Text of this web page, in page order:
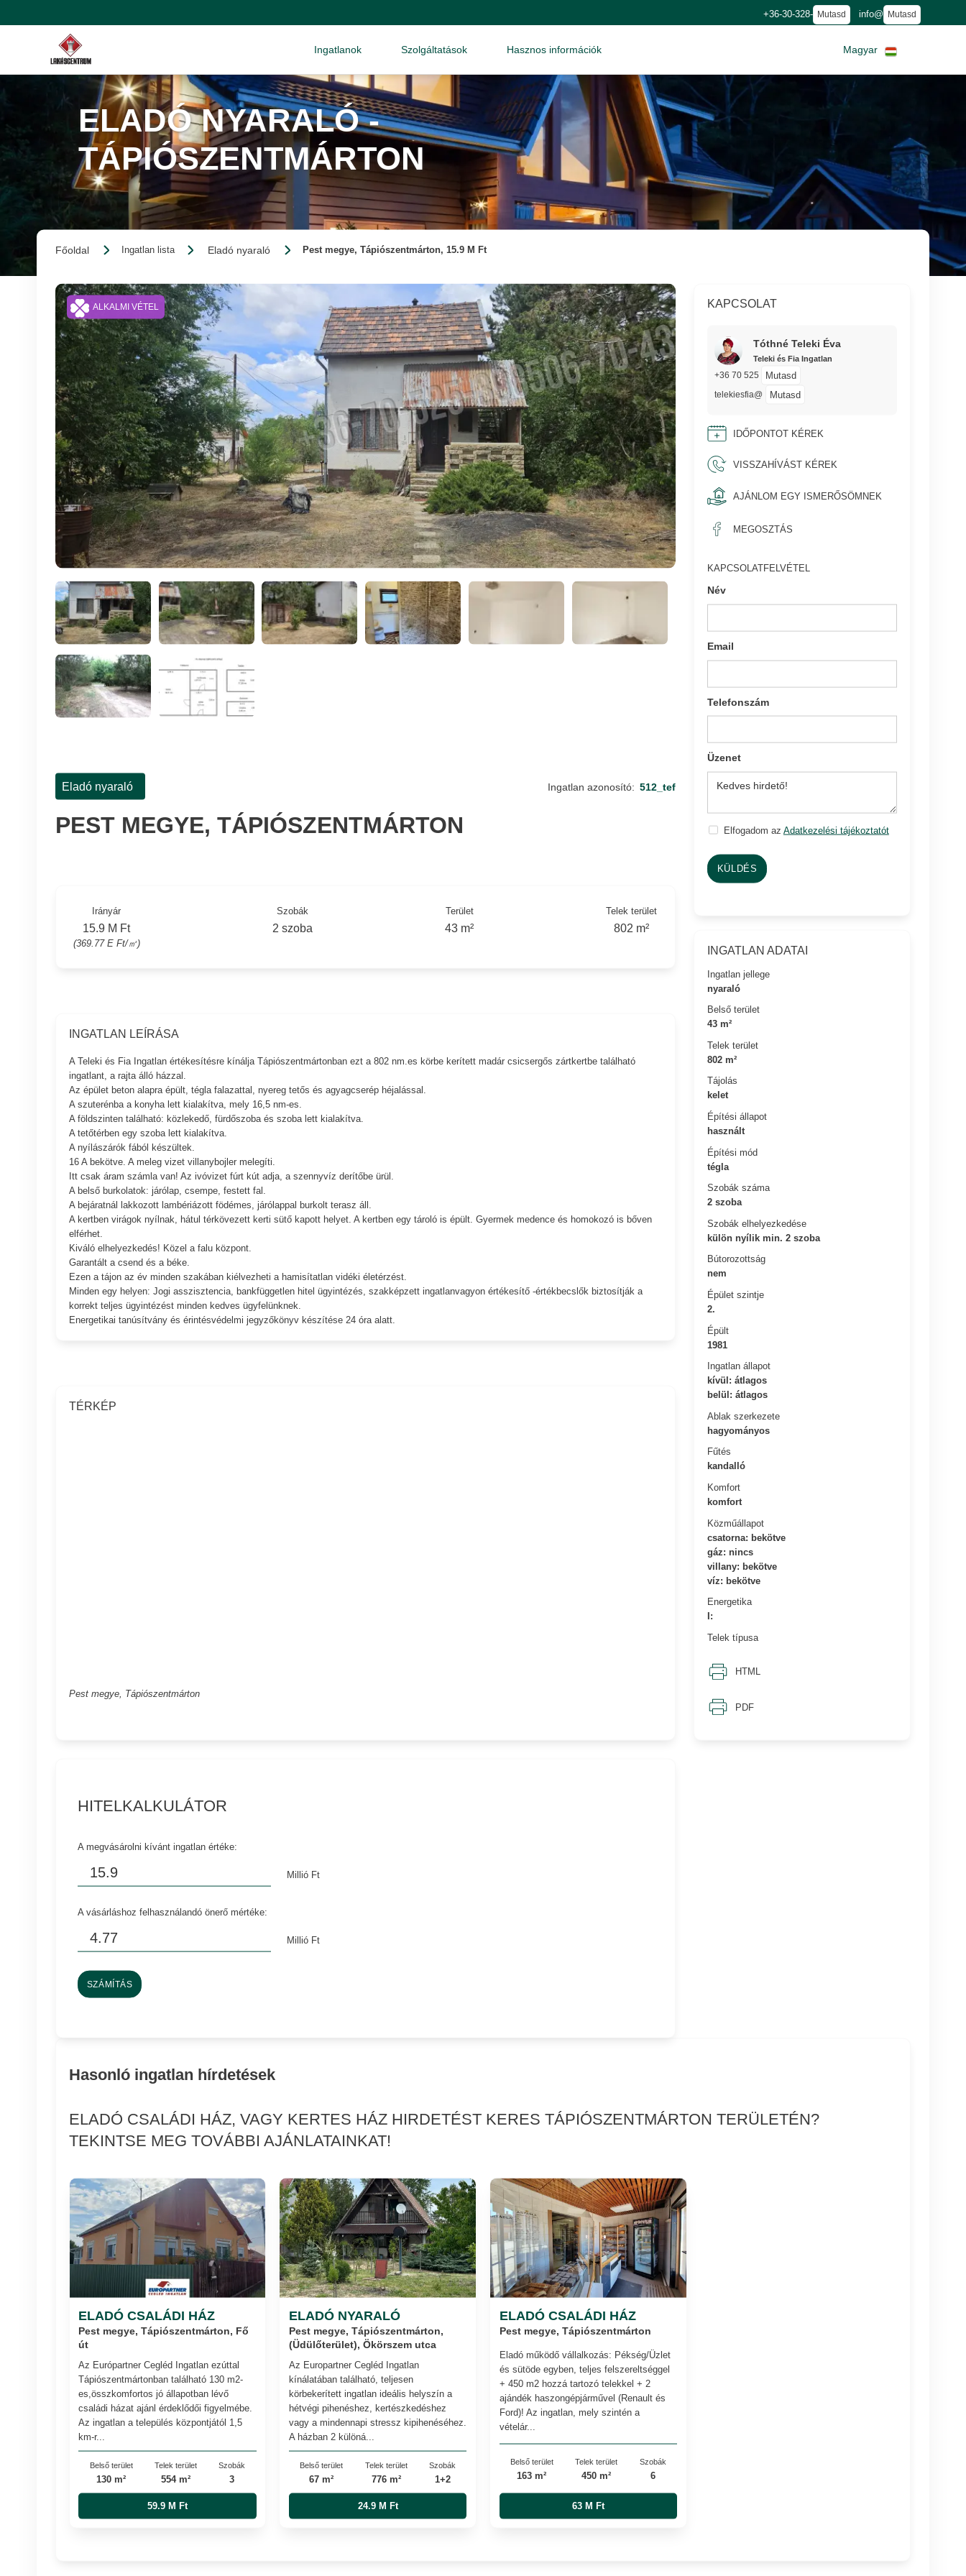
+36-30-328- Mutasd info@ Mutasd
Ingatlanok Szolgáltatások Hasznos információk Magyar
ELADÓ NYARALÓ -
TÁPIÓSZENTMÁRTON
Főoldal Ingatlan lista Eladó nyaraló Pest megye, Tápiószentmárton, 15.9 M Ft
ALKALMI VÉTEL KAPCSOLAT
Tóthné Teleki Éva
Teleki és Fia Ingatlan
+36 70 525 Mutasd
telekiesfia@ Mutasd
IDŐPONTOT KÉREK
VISSZAHÍVÁST KÉREK
AJÁNLOM EGY ISMERŐSÖMNEK
MEGOSZTÁS
KAPCSOLATFELVÉTEL
Név
Email
Telefonszám
Üzenet
Elfogadom az Adatkezelési tájékoztatót
KÜLDÉS
INGATLAN ADATAI
Ingatlan jellege
nyaraló
Belső terület
43 m²
Telek terület
802 m²
Tájolás
kelet
Építési állapot
használt
Építési mód
tégla
Szobák száma
2 szoba
Szobák elhelyezkedése
külön nyílik min. 2 szoba
Bútorozottság
nem
Épület szintje
2.
Épült
1981
Ingatlan állapot
kívül: átlagos
belül: átlagos
Ablak szerkezete
hagyományos
Fűtés
kandalló
Komfort
komfort
Közműállapot
csatorna: bekötve
gáz: nincs
villany: bekötve
víz: bekötve
Energetika
I:
Telek típusa
HTML
PDF
Eladó nyaraló Ingatlan azonosító: 512_tef
PEST MEGYE, TÁPIÓSZENTMÁRTON
Irányár
15.9 M Ft
(369.77 E Ft/㎡)
Szobák
2 szoba
Terület
43 m²
Telek terület
802 m²
INGATLAN LEÍRÁSA
A Teleki és Fia Ingatlan értékesítésre kínálja Tápiószentmártonban ezt a 802 nm.es körbe kerített madár csicsergős zártkertbe található
ingatlant, a rajta álló házzal.
Az épület beton alapra épült, tégla falazattal, nyereg tetős és agyagcserép héjalással.
A szuterénba a konyha lett kialakítva, mely 16,5 nm-es.
A földszinten található: közlekedő, fürdőszoba és szoba lett kialakítva.
A tetőtérben egy szoba lett kialakítva.
A nyílászárók fából készültek.
16 A bekötve. A meleg vizet villanybojler melegíti.
Itt csak áram számla van! Az ivóvizet fúrt kút adja, a szennyvíz derítőbe ürül.
A belső burkolatok: járólap, csempe, festett fal.
A bejáratnál lakkozott lambériázott födémes, járólappal burkolt terasz áll.
A kertben virágok nyílnak, hátul térkövezett kerti sütő kapott helyet. A kertben egy tároló is épült. Gyermek medence és homokozó is bőven
elférhet.
Kiváló elhelyezkedés! Közel a falu központ.
Garantált a csend és a béke.
Ezen a tájon az év minden szakában kiélvezheti a hamisítatlan vidéki életérzést.
Minden egy helyen: Jogi asszisztencia, bankfüggetlen hitel ügyintézés, szakképzett ingatlanvagyon értékesítő -értékbecslők biztosítják a
korrekt teljes ügyintézést minden kedves ügyfelünknek.
Energetikai tanúsítvány és érintésvédelmi jegyzőkönyv készítése 24 óra alatt.
TÉRKÉP
Pest megye, Tápiószentmárton
HITELKALKULÁTOR
A megvásárolni kívánt ingatlan értéke:
Millió Ft
A vásárláshoz felhasználandó önerő mértéke:
Millió Ft
SZÁMÍTÁS
Hasonló ingatlan hírdetések
ELADÓ CSALÁDI HÁZ, VAGY KERTES HÁZ HIRDETÉST KERES TÁPIÓSZENTMÁRTON TERÜLETÉN?
TEKINTSE MEG TOVÁBBI AJÁNLATAINKAT!
ELADÓ CSALÁDI HÁZ
Pest megye, Tápiószentmárton, Fő
út
Az Európartner Cegléd Ingatlan ezúttal
Tápiószentmártonban található 130 m2-
es,összkomfortos jó állapotban lévő
családi házat ajánl érdeklődői figyelmébe.
Az ingatlan a település központjától 1,5
km-r...
Belső terület
130 m²
Telek terület
554 m²
Szobák
3
59.9 M Ft
ELADÓ NYARALÓ
Pest megye, Tápiószentmárton,
(Üdülőterület), Ökörszem utca
Az Europartner Cegléd Ingatlan
kínálatában található, teljesen
körbekerített ingatlan ideális helyszín a
hétvégi pihenéshez, kertészkedéshez
vagy a mindennapi stressz kipihenéséhez.
A házban 2 különá...
Belső terület
67 m²
Telek terület
776 m²
Szobák
1+2
24.9 M Ft
ELADÓ CSALÁDI HÁZ
Pest megye, Tápiószentmárton
Eladó működő vállalkozás: Pékség/Üzlet
és sütöde egyben, teljes felszereltséggel
+ 450 m2 hozzá tartozó telekkel + 2
ajándék haszongépjárművel (Renault és
Ford)! Az ingatlan, mely szintén a
vételár...
Belső terület
163 m²
Telek terület
450 m²
Szobák
6
63 M Ft